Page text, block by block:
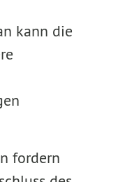
kann die
fordern